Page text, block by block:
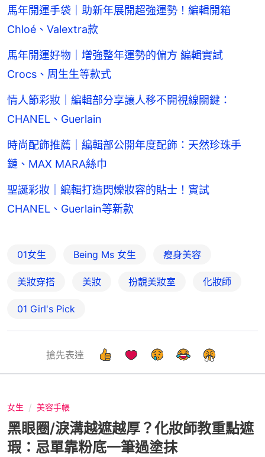
馬年開運手袋｜助新年展開超強運勢！編輯開箱
Chloé、Valextra款
馬年開運好物｜增強整年運勢的偏方 編輯實試
Crocs、周生生等款式
情人節彩妝｜編輯部分享讓人移不開視線關鍵：
CHANEL、Guerlain
時尚配飾推薦｜編輯部公開年度配飾：天然珍珠手
鏈、MAX MARA絲巾
聖誕彩妝｜編輯打造閃爍妝容的貼士！實試
CHANEL、Guerlain等新款
01女生 Being Ms 女生 瘦身美容
美妝穿搭 美妝 扮靚美妝室 化妝師
01 Girl's Pick
搶先表達
女生 美容手帳
黑眼圈/淚溝越遮越厚？化妝師教重點遮
瑕：忌單靠粉底一筆過塗抹